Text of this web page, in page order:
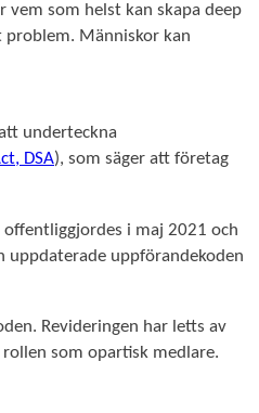
vem som helst kan skapa deep
Människor kan
underteckna
DSA), som säger att företag
i maj 2021 och
uppdaterade uppförandekoden
Revideringen har letts av
som opartisk medlare.